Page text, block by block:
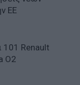
ΕΕ
101 Renault
O2